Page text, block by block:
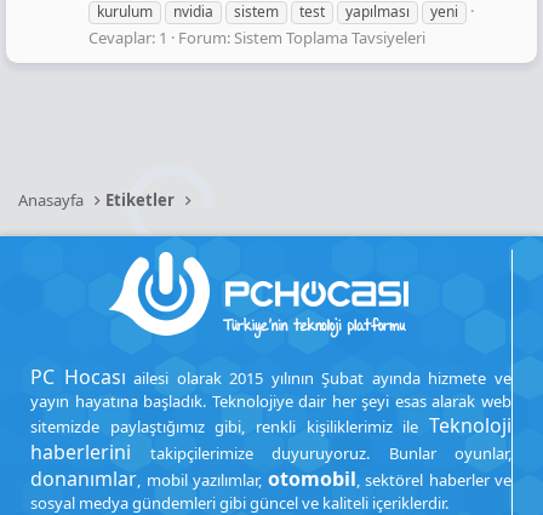
kurulum
nvidia sistem test yapılması yeni
Cevaplar: 1 Forum:Sistem Toplama Tavsiyeleri
Anasayfa Etiketler
PC Hocası ailesi olarak 2015 yılının Şubat ayında hizmete ve
yayın hayatına başladık. Teknolojiye dair her şeyi esas alarak web
sitemizde paylaştığımız gibi, renkli kişiliklerimiz ile Teknoloji
haberlerini takipçilerimize duyuruyoruz. Bunlar oyunlar,
donanımlar, mobil yazılımlar, otomobil, sektörel haberler ve
sosyal medya gündemleri gibi güncel ve kaliteli içeriklerdir.